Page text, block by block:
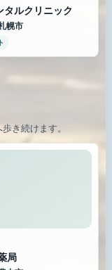
タルクリニック
幌市
き続けます。
局